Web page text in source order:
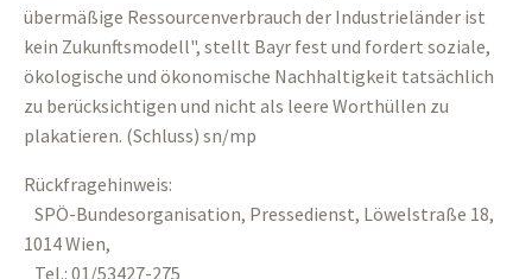
übermäßige Ressourcenverbrauch der Industrieländer ist
kein Zukunftsmodell", stellt Bayr fest und fordert soziale,
ökologische und ökonomische Nachhaltigkeit tatsächlich
zu berücksichtigen und nicht als leere Worthüllen zu
plakatieren. (Schluss) sn/mp
Rückfragehinweis:
SPÖ-Bundesorganisation, Pressedienst, Löwelstraße 18,
1014 Wien,
Tel.: 01/53427-275